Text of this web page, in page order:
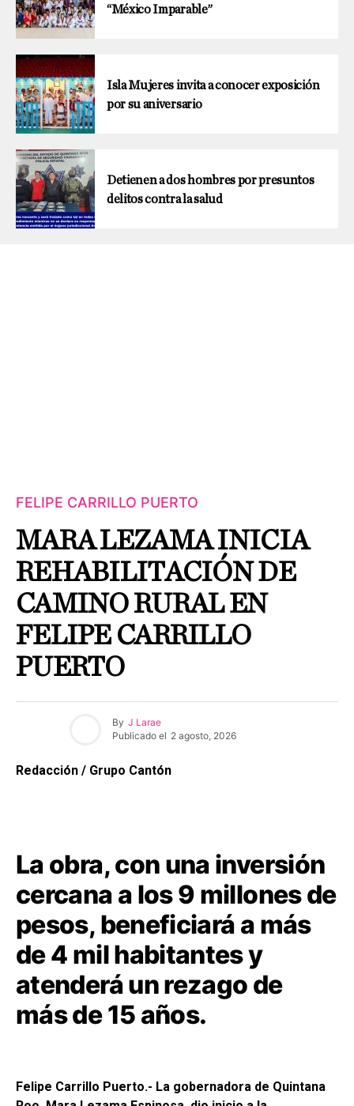
“México Imparable”
Isla Mujeres invita a conocer exposición
por su aniversario
Detienen a dos hombres por presuntos
delitos contra la salud
FELIPE CARRILLO PUERTO
MARA LEZAMA INICIA
REHABILITACIÓN DE
CAMINO RURAL EN
FELIPE CARRILLO
PUERTO
By J Larae
Publicado el 2 agosto, 2026
Redacción / Grupo Cantón
La obra, con una inversión
cercana a los 9 millones de
pesos, beneficiará a más
de 4 mil habitantes y
atenderá un rezago de
más de 15 años.
Felipe Carrillo Puerto.- La gobernadora de Quintana